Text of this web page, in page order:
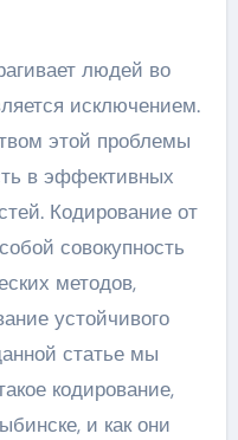
исключением.
этой проблемы
в эффективных
Кодирование от
совокупность
методов,
устойчивого
статье мы
кодирование,
и как они